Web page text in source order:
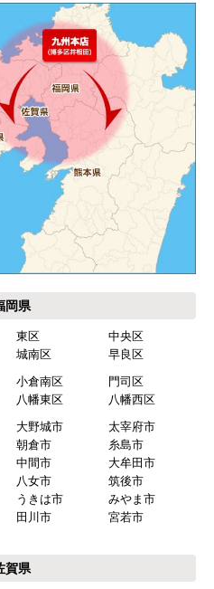
岡県
東区
中央区
城南区
早良区
小倉南区
門司区
八幡東区
八幡西区
大野城市
太宰府市
朝倉市
糸島市
中間市
大牟田市
八女市
筑後市
うきは市
みやま市
田川市
宮若市
賀県